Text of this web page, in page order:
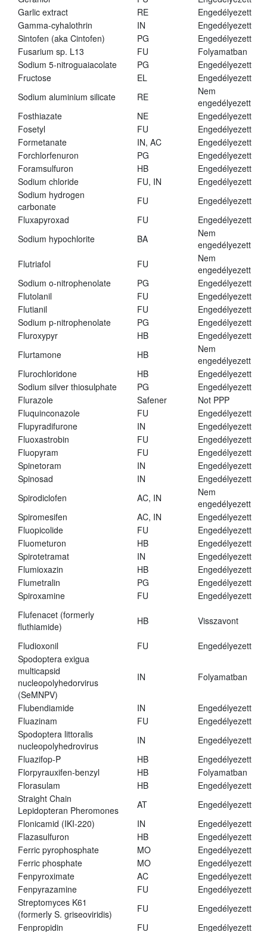
Garlic extract
RE
Engedélyezett
Gamma-cyhalothrin
IN
Engedélyezett
Sintofen (aka Cintofen)
PG
Engedélyezett
Fusarium sp. L13
FU
Folyamatban
Sodium 5-nitroguaiacolate
PG
Engedélyezett
Fructose
EL
Engedélyezett
Sodium aluminium silicate
RE
Nem
engedélyezett
Fosthiazate
NE
Engedélyezett
Fosetyl
FU
Engedélyezett
Formetanate
IN, AC
Engedélyezett
Forchlorfenuron
PG
Engedélyezett
Foramsulfuron
HB
Engedélyezett
Sodium chloride
FU, IN
Engedélyezett
Sodium hydrogen
carbonate
FU
Engedélyezett
Fluxapyroxad
FU
Engedélyezett
Sodium hypochlorite
BA
Nem
engedélyezett
Flutriafol
FU
Nem
engedélyezett
Sodium o-nitrophenolate
PG
Engedélyezett
Flutolanil
FU
Engedélyezett
Flutianil
FU
Engedélyezett
Sodium p-nitrophenolate
PG
Engedélyezett
Fluroxypyr
HB
Engedélyezett
Flurtamone
HB
Nem
engedélyezett
Flurochloridone
HB
Engedélyezett
Sodium silver thiosulphate
PG
Engedélyezett
Flurazole
Safener
Not PPP
Fluquinconazole
FU
Engedélyezett
Flupyradifurone
IN
Engedélyezett
Fluoxastrobin
FU
Engedélyezett
Fluopyram
FU
Engedélyezett
Spinetoram
IN
Engedélyezett
Spinosad
IN
Engedélyezett
Spirodiclofen
AC, IN
Nem
engedélyezett
Spiromesifen
AC, IN
Engedélyezett
Fluopicolide
FU
Engedélyezett
Fluometuron
HB
Engedélyezett
Spirotetramat
IN
Engedélyezett
Flumioxazin
HB
Engedélyezett
Flumetralin
PG
Engedélyezett
Spiroxamine
FU
Engedélyezett
Flufenacet (formerly
fluthiamide)
HB Visszavont
Fludioxonil FU
Engedélyezett
Spodoptera exigua
multicapsid
nucleopolyhedorvirus
(SeMNPV)
IN Folyamatban
Flubendiamide IN
Engedélyezett
Fluazinam
FU
Engedélyezett
Spodoptera littoralis
nucleopolyhedrovirus
IN
Engedélyezett
Fluazifop-P
HB
Engedélyezett
Florpyrauxifen-benzyl
HB
Folyamatban
Florasulam
HB
Engedélyezett
Straight Chain
Lepidopteran Pheromones
AT
Engedélyezett
Flonicamid (IKI-220)
IN
Engedélyezett
Flazasulfuron
HB
Engedélyezett
Ferric pyrophosphate
MO
Engedélyezett
Ferric phosphate
MO
Engedélyezett
Fenpyroximate
AC
Engedélyezett
Fenpyrazamine
FU
Engedélyezett
Streptomyces K61
(formerly S. griseoviridis)
FU
Engedélyezett
Fenpropidin
FU Engedélyezett